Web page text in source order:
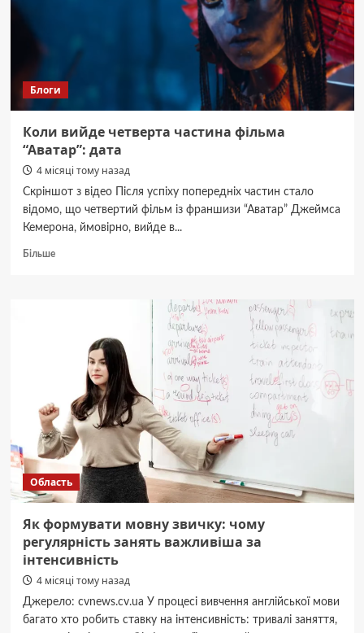
Блоги
Коли вийде четверта частина фільма
“Аватар”: дата
4 місяці тому назад
Скріншот з відео Після успіху попередніх частин стало
відомо, що четвертий фільм із франшизи “Аватар” Джеймса
Кемерона, ймовірно, вийде в...
БільшеДокладніше
“Аватар”:
Область
Як формувати мовну звичку: чому
регулярність занять важливіша за
інтенсивність
4 місяці тому назад
Джерело: cvnews.cv.ua У процесі вивчення англійської мови
багато хто робить ставку на інтенсивність: тривалі заняття,